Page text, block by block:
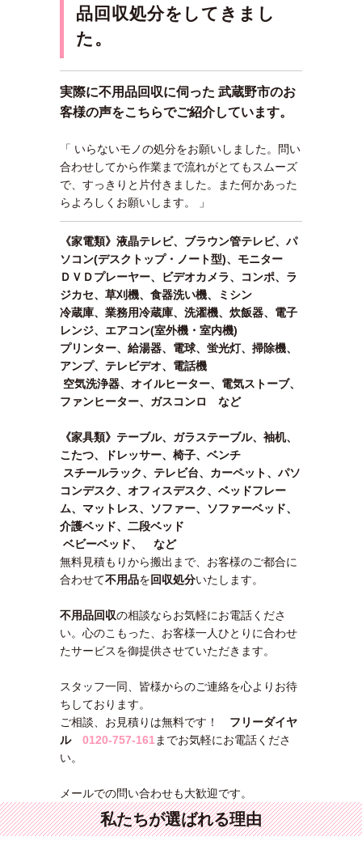
品回収処分をしてきまし
た。
実際に不用品回収に伺った 武蔵野市のお
客様の声をこちらでご紹介しています。
「 いらないモノの処分をお願いしました。問い
合わせしてから作業まで流れがとてもスムーズ
で、すっきりと片付きました。また何かあった
らよろしくお願いします。 」
《家電類》液晶テレビ、ブラウン管テレビ、パ
ソコン(デスクトップ・ノート型)、モニター
ＤＶＤプレーヤー、ビデオカメラ、コンポ、ラ
ジカセ、草刈機、食器洗い機、ミシン
冷蔵庫、業務用冷蔵庫、洗濯機、炊飯器、電子
レンジ、エアコン(室外機・室内機)
プリンター、給湯器、電球、蛍光灯、掃除機、
アンプ、テレビデオ、電話機
空気洗浄器、オイルヒーター、電気ストーブ、
ファンヒーター、ガスコンロ など
《家具類》テーブル、ガラステーブル、袖机、
こたつ、ドレッサー、椅子、ベンチ
スチールラック、テレビ台、カーペット、パソ
コンデスク、オフィスデスク、ベッドフレー
ム、マットレス、ソファー、ソファーベッド、
介護ベッド、二段ベッド
ベビーベッド、 など
無料見積もりから搬出まで、お客様のご都合に
合わせて不用品を回収処分いたします。
不用品回収の相談ならお気軽にお電話くださ
い。心のこもった、お客様一人ひとりに合わせ
たサービスを御提供させていただきます。
スタッフ一同、皆様からのご連絡を心よりお待
ちしております。
ご相談、お見積りは無料です！ フリーダイヤ
ル 0120-757-161 までお気軽にお電話くださ
い。
メールでの問い合わせも大歓迎です。
私たちが選ばれる理由